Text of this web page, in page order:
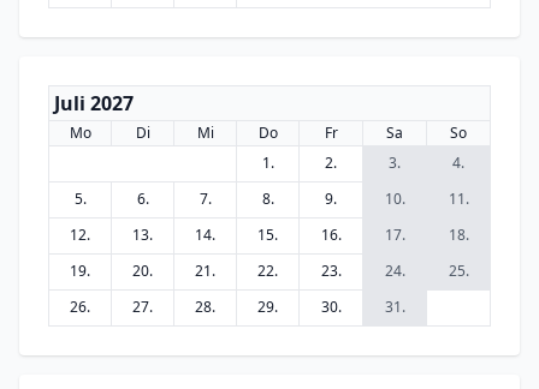
Juli 2027
Mo Di Mi Do Fr Sa
So
1.
2. 3.
4.
5.
6. 7. 8. 9. 10.
11.
12.
13. 14. 15. 16. 17.
18.
19.
20. 21. 22. 23. 24.
25.
26.
27. 28. 29. 30. 31.